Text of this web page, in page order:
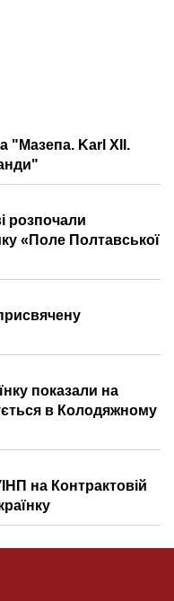
"Мазепа. Karl ХІІ.
розпочали
«Поле Полтавської
показали на
в Колодяжному
на Контрактовій